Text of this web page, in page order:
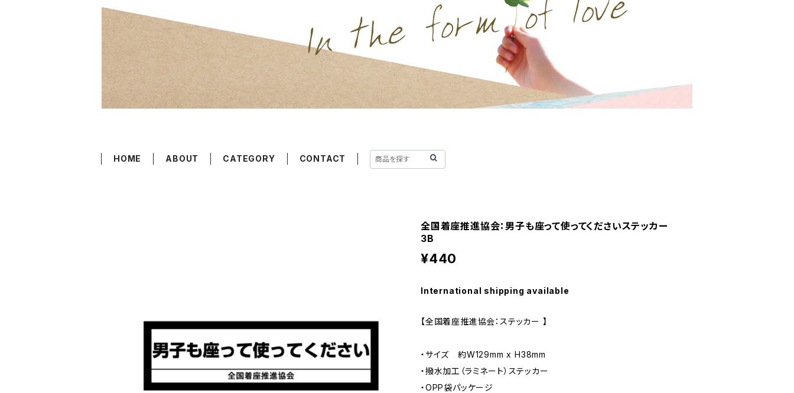
HOME ABOUT CATEGORY CONTACT
全国着座推進協会：男子も座って使ってくださいステッカー
3B
¥440
International shipping available
【全国着座推進協会：ステッカー 】
・サイズ 約W129mm x H38mm
・撥水加工（ラミネート）ステッカー
・OPP袋パッケージ